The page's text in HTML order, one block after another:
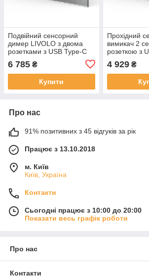
Подвійний сенсорний
димер LIVOLO з двома
розетками з USB Type-C
18Вт, заземлення, сірий,
скло, 16A 230V
6 785 ₴
Купити
Прохідний
вимикач 2
розеткою з
Вт,
сірий скло
4 929₴
Про нас
91% позитивних з 45 відгуків за рік
Працює з 13.10.2018
м. Київ
Київ, Україна
Контакти
Сьогодні працює з 10:00 до 20:00
Показати весь графік роботи
Про нас
Контакти